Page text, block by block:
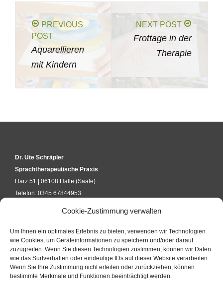
Cookie-Zustimmung verwalten
Um Ihnen ein optimales Erlebnis zu bieten, verwenden wir Technologien
wie Cookies, um Geräteinformationen zu speichern und/oder darauf
zuzugreifen. Wenn Sie diesen Technologien zustimmen, können wir Daten
wie das Surfverhalten oder eindeutige IDs auf dieser Website verarbeiten.
Wenn Sie Ihre Zustimmung nicht erteilen oder zurückziehen, können
bestimmte Merkmale und Funktionen beeinträchtigt werden.
PREVIOUS
POST
Aquarellieren
mit Kindern
NEXT POST
Frottage in der
Therapie
Dr. Ute Schräpler
Sprachtherapeutische Praxis
Harz 51 | 06108 Halle (Saale)
Telefon: 0345 67844953
KURSANFRAGE
KONTAKTFORMULAR